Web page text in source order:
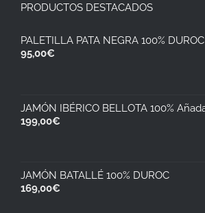
95,00€
199,00€
169,00€